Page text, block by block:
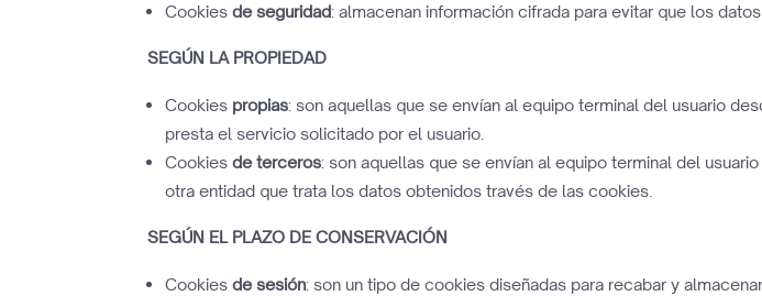
Cookies de seguridad: almacenan información cifrada para evitar que los
SEGÚN LA PROPIEDAD
Cookies propias: son aquellas que se envían al equipo terminal del usuario
presta el servicio solicitado por el usuario.
Cookies de terceros: son aquellas que se envían al equipo terminal del
otra entidad que trata los datos obtenidos través de las cookies.
SEGÚN EL PLAZO DE CONSERVACIÓN
Cookies de sesión: son un tipo de cookies diseñadas para recabar y